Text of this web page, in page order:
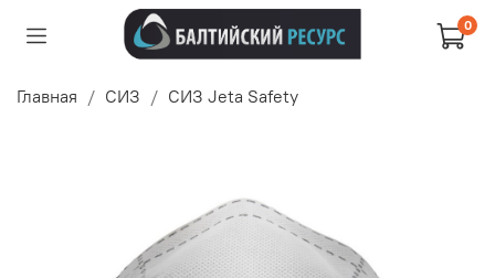
0
Главная СИЗ СИЗ Jeta Safety